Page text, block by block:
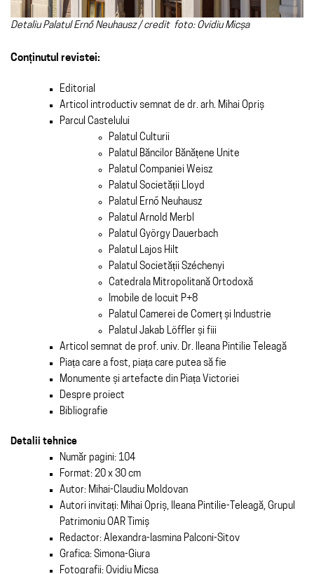
Detaliu Palatul Ernő Neuhausz / credit foto: Ovidiu Micșa
Conținutul revistei:
Editorial
Articol introductiv semnat de dr. arh. Mihai Opriș
Parcul Castelului
Palatul Culturii
Palatul Băncilor Bănățene Unite
Palatul Companiei Weisz
Palatul Societății Lloyd
Palatul Ernő Neuhausz
Palatul Arnold Merbl
Palatul György Dauerbach
Palatul Lajos Hilt
Palatul Societății Széchenyi
Catedrala Mitropolitană Ortodoxă
Imobile de locuit P+8
Palatul Camerei de Comerț și Industrie
Palatul Jakab Löffler și fiii
Articol semnat de prof. univ. Dr. Ileana Pintilie Teleagă
Piața care a fost, piața care putea să fie
Monumente și artefacte din Piața Victoriei
Despre proiect
Bibliografie
Detalii tehnice
Număr pagini: 104
Format: 20 x 30 cm
Autor: Mihai-Claudiu Moldovan
Autori invitați: Mihai Opriș, Ileana Pintilie-Teleagă, Grupul
Patrimoniu OAR Timiș
Redactor: Alexandra-Iasmina Palconi-Sitov
Grafica: Simona-Giura
Fotografii: Ovidiu Micșa